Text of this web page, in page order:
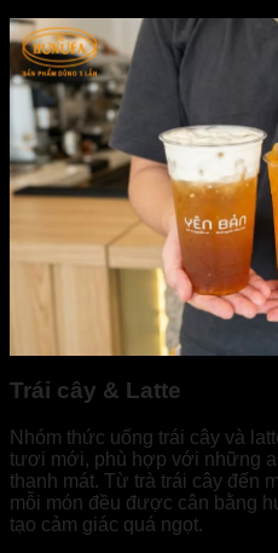
Trái cây & Latte
Nhóm thức uống trái cây và
tươi mới, phù hợp với những
thanh mát. Từ trà trái cây đến
mỗi món đều được cân bằng
tạo cảm giác quá ngọt.